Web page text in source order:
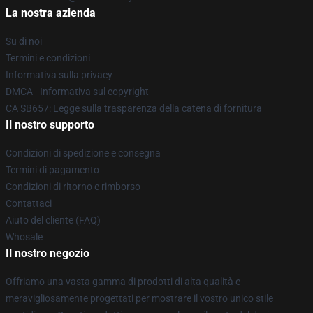
La nostra azienda
Su di noi
Termini e condizioni
Informativa sulla privacy
DMCA - Informativa sul copyright
CA SB657: Legge sulla trasparenza della catena di fornitura
Il nostro supporto
Condizioni di spedizione e consegna
Termini di pagamento
Condizioni di ritorno e rimborso
Contattaci
Aiuto del cliente (FAQ)
Whosale
Il nostro negozio
Offriamo una vasta gamma di prodotti di alta qualità e
meravigliosamente progettati per mostrare il vostro unico stile